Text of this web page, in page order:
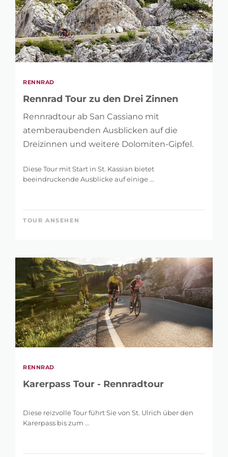
1 m
5.121 m
RENNRAD
Rennrad Tour zu den Drei Zinnen
Rennradtour ab San Cassiano mit
atemberaubenden Ausblicken auf die
Dreizinnen und weitere Dolomiten-Gipfel.
Diese Tour mit Start in St. Kassian bietet
beeindruckende Ausblicke auf einige ...
TOUR ANSEHEN
RENNRAD
Karerpass Tour - Rennradtour
Diese reizvolle Tour führt Sie von St. Ulrich über den
Karerpass bis zum ...